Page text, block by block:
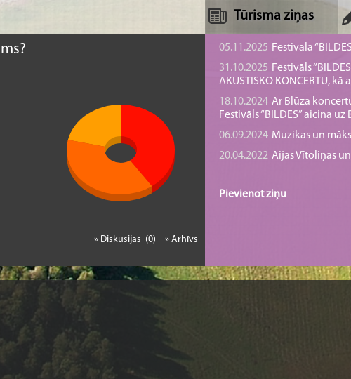
» Arhīvs
» Diskusijas (0)
Tūrisma ziņas
05.11.2025 Festivālā
31.10.2025 Festivāls
AKUSTISKO KONCERTU, kā
18.10.2024 Ar Blūza
Festivāls “BILDES” aicina
06.09.2024 Mūzikas un
20.04.2022 Aijas Vītoliņas
Pievienot ziņu